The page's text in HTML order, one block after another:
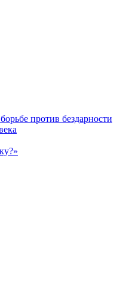
против бездарности